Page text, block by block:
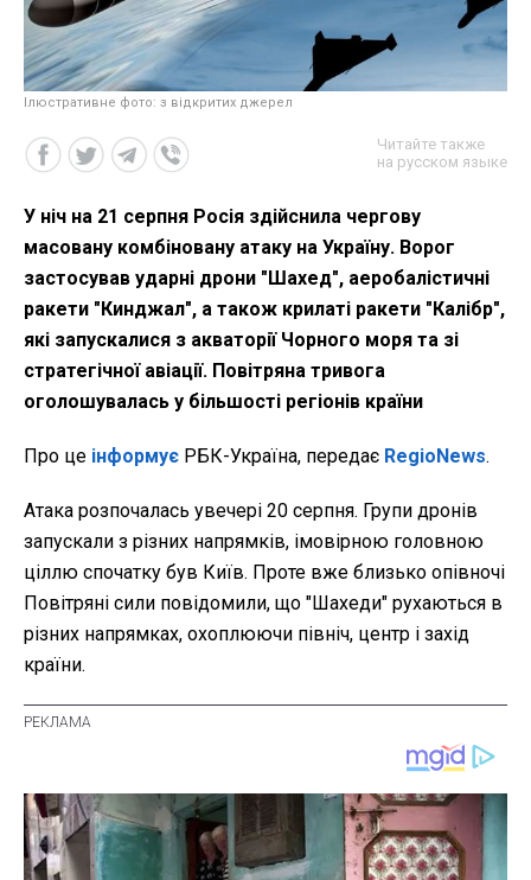
Ілюстративне фото: з відкритих джерел
Читайте также
на русском языке
У ніч на 21 серпня Росія здійснила чергову
масовану комбіновану атаку на Україну. Ворог
застосував ударні дрони "Шахед", аеробалістичні
ракети "Кинджал", а також крилаті ракети "Калібр",
які запускалися з акваторії Чорного моря та зі
стратегічної авіації. Повітряна тривога
оголошувалась у більшості регіонів країни
Про це інформує РБК-Україна, передає RegioNews.
Атака розпочалась увечері 20 серпня. Групи дронів
запускали з різних напрямків, імовірною головною
ціллю спочатку був Київ. Проте вже близько опівночі
Повітряні сили повідомили, що "Шахеди" рухаються в
різних напрямках, охоплюючи північ, центр і захід
країни.